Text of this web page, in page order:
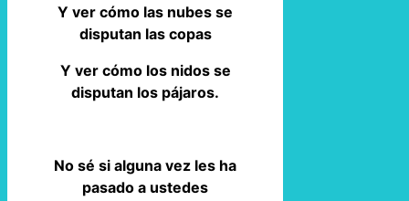
Y ver cómo las nubes se
disputan las copas
Y ver cómo los nidos se
disputan los pájaros.
No sé si alguna vez les ha
pasado a ustedes